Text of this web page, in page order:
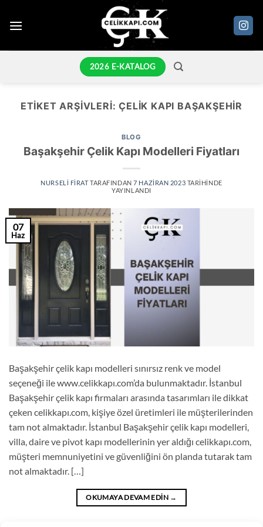
atla
2026 E-KATALOG
ETIKET ARŞIVLERI:ÇELIK KAPI BAŞAKŞEHIR
BLOG
Başakşehir Çelik Kapı Modelleri Fiyatları
NURSELI FIRATTARAFINDAN 7 HAZIRAN 2023 TARIHINDE
YAYINLANDI
07
Haz
Başakşehir çelik kapı modelleri sınırsız renk ve model
seçeneği ile www.celikkapı.com’da bulunmaktadır. İstanbul
Başakşehir çelik kapı firmaları arasında tasarımları ile dikkat
çeken celikkapı.com, kişiye özel üretimleri ile müşterilerinden
tam not almaktadır. İstanbul Başakşehir çelik kapı modelleri,
villa, daire ve pivot kapı modellerinin yer aldığı celikkapı.com,
müşteri memnuniyetini ve güvenliğini ön planda tutarak tam
not almaktadır. […]
OKUMAYA DEVAM EDIN →